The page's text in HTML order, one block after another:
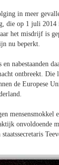
in meer
die op 1 juli
het misdrijf is
nu beperkt.
nabestaanden
ontbreekt. Die
de Europese
onvoldoende